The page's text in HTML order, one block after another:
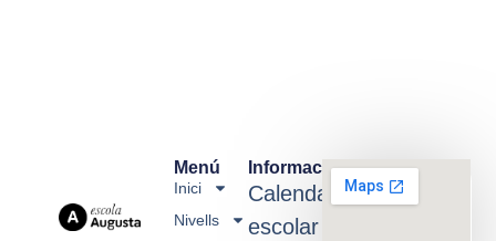
Informació
Calendari
escolar
Menú
Inici
Nivells